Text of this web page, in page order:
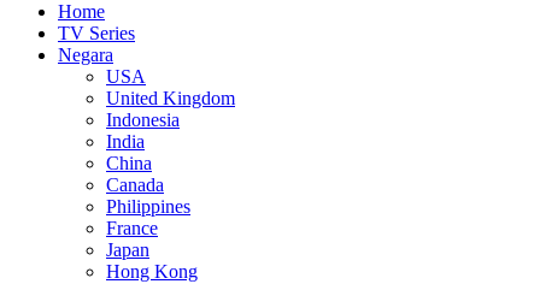
Home
TV Series
Negara
USA
United Kingdom
Indonesia
India
China
Canada
Philippines
France
Japan
Hong Kong